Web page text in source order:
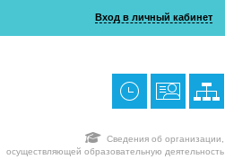
Вход в личный кабинет
Сведения об организации,
осуществляющей образовательную деятельность